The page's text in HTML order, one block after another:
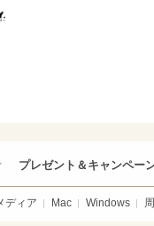
プレゼント＆キャンペー
ディア Mac Windows